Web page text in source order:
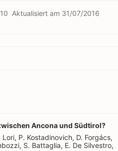
Aktualisiert am 31/07/2016
Ancona und Südtirol?
P. Kostadinovich, D. Forgács,
S. Battaglia, E. De Silvestro,